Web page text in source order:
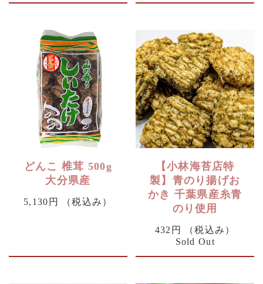
どんこ 椎茸 500g
大分県産
5,130円 （税込み）
【小林海苔店特
製】青のり揚げお
かき 千葉県産糸青
のり使用
432円
（税込み）
Sold Out